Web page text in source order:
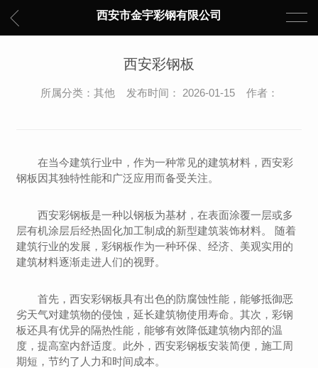
西安市金宇彩钢有限公司
西安彩钢板
所属分类：其他 发布时间： 2026-01-15 作者：
在当今建筑行业中，作为一种常见的建筑材料，西安彩
钢板因其独特性能和广泛应用而备受关注。
西安彩钢板是一种以钢板为基材，在表面涂覆一层或多
层有机涂层后经热固化加工制成的新型建筑装饰材料。 随着
建筑行业的发展，彩钢板作为一种环保、经济、美观实用的
建筑材料逐渐走进人们的视野。
首先，西安彩钢板具有出色的防腐蚀性能，能够抵御恶
劣天气对建筑物的侵蚀，延长建筑物使用寿命。其次，彩钢
板还具有优异的隔热性能，能够有效降低建筑物内部的温
度，提高室内舒适度。此外，西安彩钢板安装简便，施工周
期短，节约了人力和时间成本。